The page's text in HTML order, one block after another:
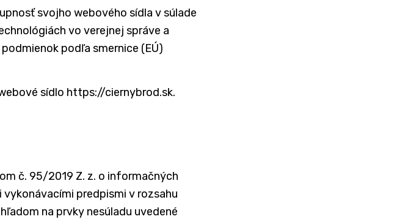
svojho webového sídla v súlade
vo verejnej správe a
podľa smernice (EÚ)
sídlo https://ciernybrod.sk.
č. 95/2019 Z. z. o informačných
predpismi v rozsahu
na prvky nesúladu uvedené